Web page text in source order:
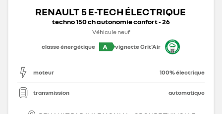
RENAULT 5 E-TECH ÉLECTRIQUE
techno 150 ch autonomie confort - 26
Véhicule neuf
classe énergétique
A vignette Crit'Air
moteur 100% électrique
transmission automatique